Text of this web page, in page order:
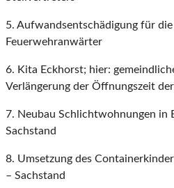
5. Aufwandsentschädigung für
Feuerwehranwärter
6. Kita Eckhorst; hier:
Verlängerung der Öffnungszeit
7. Neubau Schlichtwohnungen in
Sachstand
8. Umsetzung des
– Sachstand